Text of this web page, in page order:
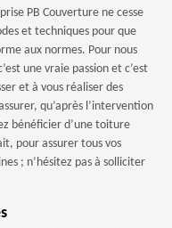
PB Couverture ne cesse
et techniques pour que
aux normes. Pour nous
une vraie passion et c’est
et à vous réaliser des
qu’après l’intervention
bénéficier d’une toiture
pour assurer tous vos
; n’hésitez pas à solliciter